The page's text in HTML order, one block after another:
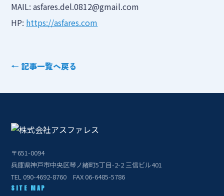
MAIL: asfares.del.0812@gmail.com
HP: https://asfares.com
← 記事一覧へ戻る
〒651-0094
兵庫県神戸市中央区琴ノ緒町5丁目-2-2 三信ビル401
TEL 090-4692-8760 FAX 06-6485-5786
SITE MAP